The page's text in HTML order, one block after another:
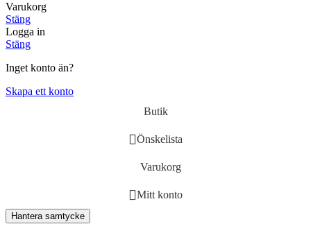
Varukorg
Stäng
Logga in
Stäng
Inget konto än?
Skapa ett konto
Butik
Önskelista
Varukorg
Mitt konto
Hantera samtycke